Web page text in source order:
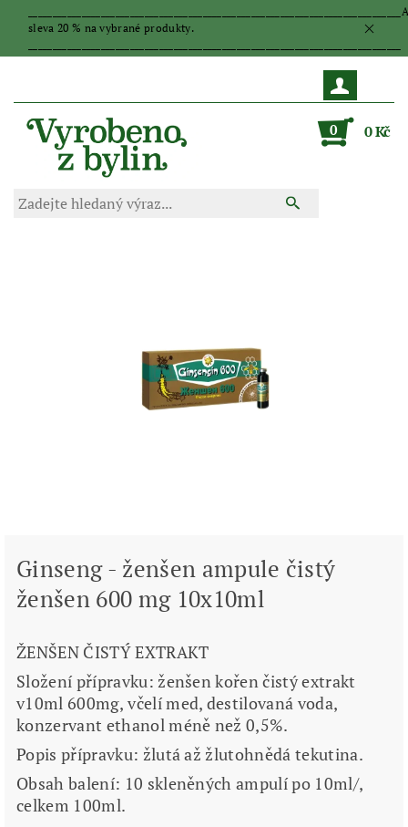
sleva 20 % na vybrané produkty.
0 0 Kč
Ginseng - ženšen ampule čistý
ženšen 600 mg 10x10ml
ŽENŠEN ČISTÝ EXTRAKT
Složení přípravku: ženšen kořen čistý extrakt
v10ml 600mg, včelí med, destilovaná voda,
konzervant ethanol méně než 0,5%.
Popis přípravku: žlutá až žlutohnědá tekutina.
Obsah balení: 10 skleněných ampulí po 10ml/,
celkem 100ml.